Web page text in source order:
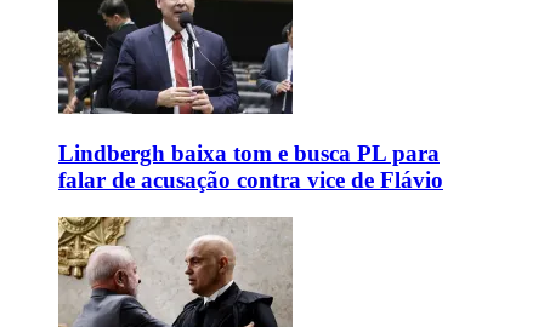
Lindbergh baixa tom e busca PL para
falar de acusação contra vice de Flávio